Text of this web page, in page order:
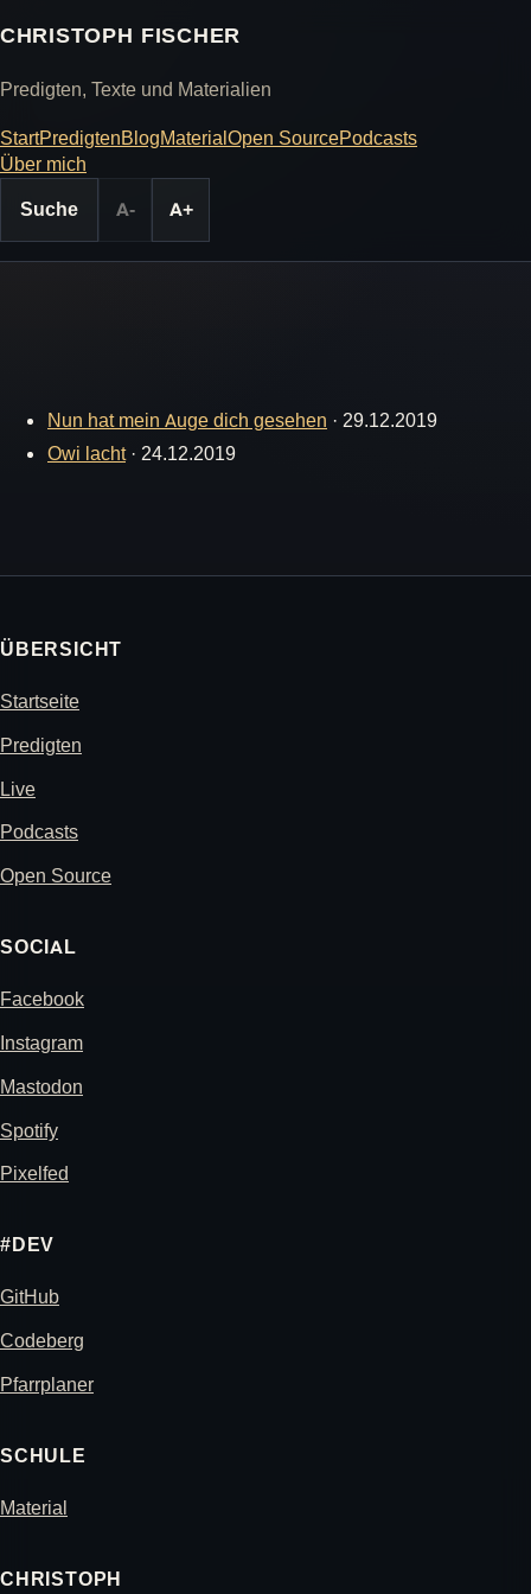
CHRISTOPH FISCHER
Predigten, Texte und Materialien
StartPredigtenBlogMaterialOpen SourcePodcasts
Über mich
Suche
A- A+
Nun hat mein Auge dich gesehen · 29.12.2019
Owi lacht· 24.12.2019
ÜBERSICHT
Startseite
Predigten
Live
Podcasts
Open Source
SOCIAL
Facebook
Instagram
Mastodon
Spotify
Pixelfed
#DEV
GitHub
Codeberg
Pfarrplaner
SCHULE
Material
CHRISTOPH